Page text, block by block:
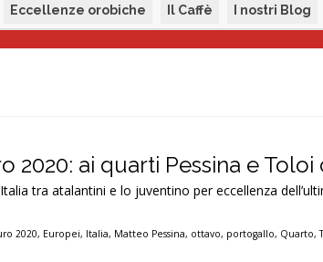
Eccellenze orobiche Il Caffè I nostri Blog
2020: ai quarti Pessina e
tra atalantini e lo juventino per eccellenza
2020, Europei, Italia, Matteo Pessina, ottavo, portogallo, Quarto,